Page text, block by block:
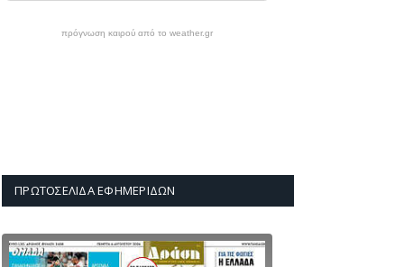
πρόγνωση καιρού από το weather.gr
ΠΡΩΤΟΣΈΛΙΔΑ ΕΦΗΜΕΡΊΔΩΝ